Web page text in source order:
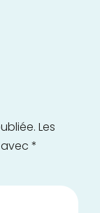
Les
avec*